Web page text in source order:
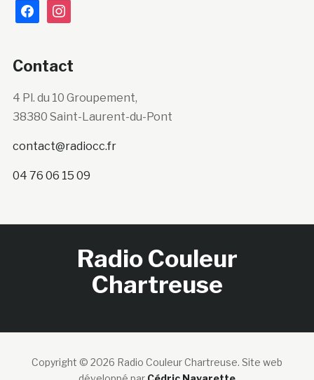
facebookinstagram
Contact
4 Pl. du 10 Groupement,
38380 Saint-Laurent-du-Pont
contact@radiocc.fr
04 76 06 15 09
Radio Couleur
Chartreuse
Copyright © 2026 Radio Couleur Chartreuse. Site web